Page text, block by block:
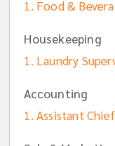
Food &
Housekeeping
Laundry
Accounting
Assistant